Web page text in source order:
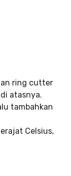
ring cutter
atasnya.
tambahkan
Celsius,